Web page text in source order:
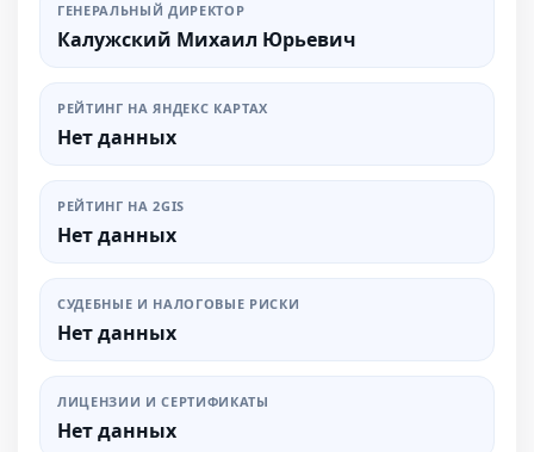
ГЕНЕРАЛЬНЫЙ ДИРЕКТОР
Калужский Михаил Юрьевич
РЕЙТИНГ НА ЯНДЕКС КАРТАХ
Нет данных
РЕЙТИНГ НА 2GIS
Нет данных
СУДЕБНЫЕ И НАЛОГОВЫЕ РИСКИ
Нет данных
ЛИЦЕНЗИИ И СЕРТИФИКАТЫ
Нет данных